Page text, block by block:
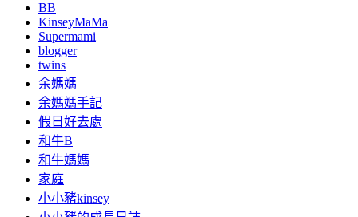
BB
KinseyMaMa
Supermami
blogger
twins
余媽媽
余媽媽手記
假日好去處
和牛B
和牛媽媽
家庭
小小豬kinsey